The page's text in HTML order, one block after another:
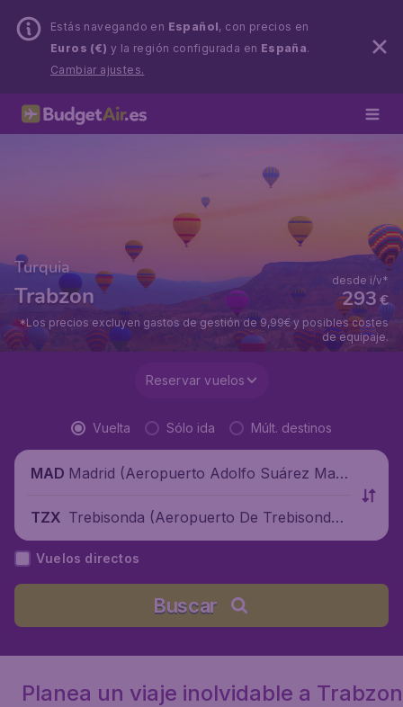
Estás navegando en Español, con precios en
Euros (€) y la región configurada en España.
Cambiar ajustes.
Turquia
Trabzon €
293
desde i/v*
*Los precios excluyen gastos de gestión de 9,99€ y posibles costes
de equipaje.
Reservar vuelos
Vuelta Sólo ida Múlt. destinos
MAD Madrid (Aeropuerto Adolfo Suárez Madr
TZX Trebisonda (Aeropuerto De Trebisonda),
Turquía
Vuelos directos
Buscar
Planea un viaje inolvidable a Trabzon